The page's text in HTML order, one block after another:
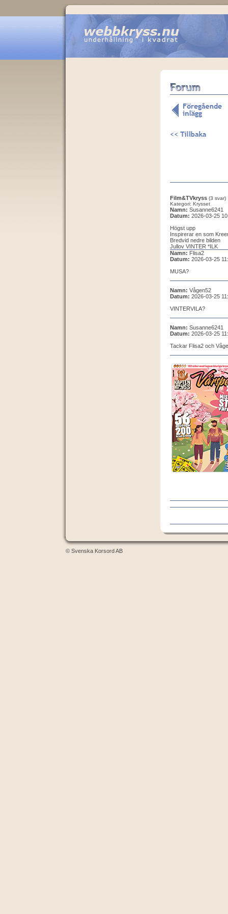
Film&TVkryss (3 svar)
Kategori: Krysset
Namn: Susanne6241
Datum: 2026-03-25
Högst upp
Inspirerar en som
Bredvid nedre bilden
Jullov VINTER *ILK
Namn: Flisa2
Datum: 2026-03-25
MUSA?
Namn: Vågen52
Datum: 2026-03-25
VINTERVILA?
Namn: Susanne6241
Datum: 2026-03-25
Tackar Flisa2 och
© Svenska Korsord AB